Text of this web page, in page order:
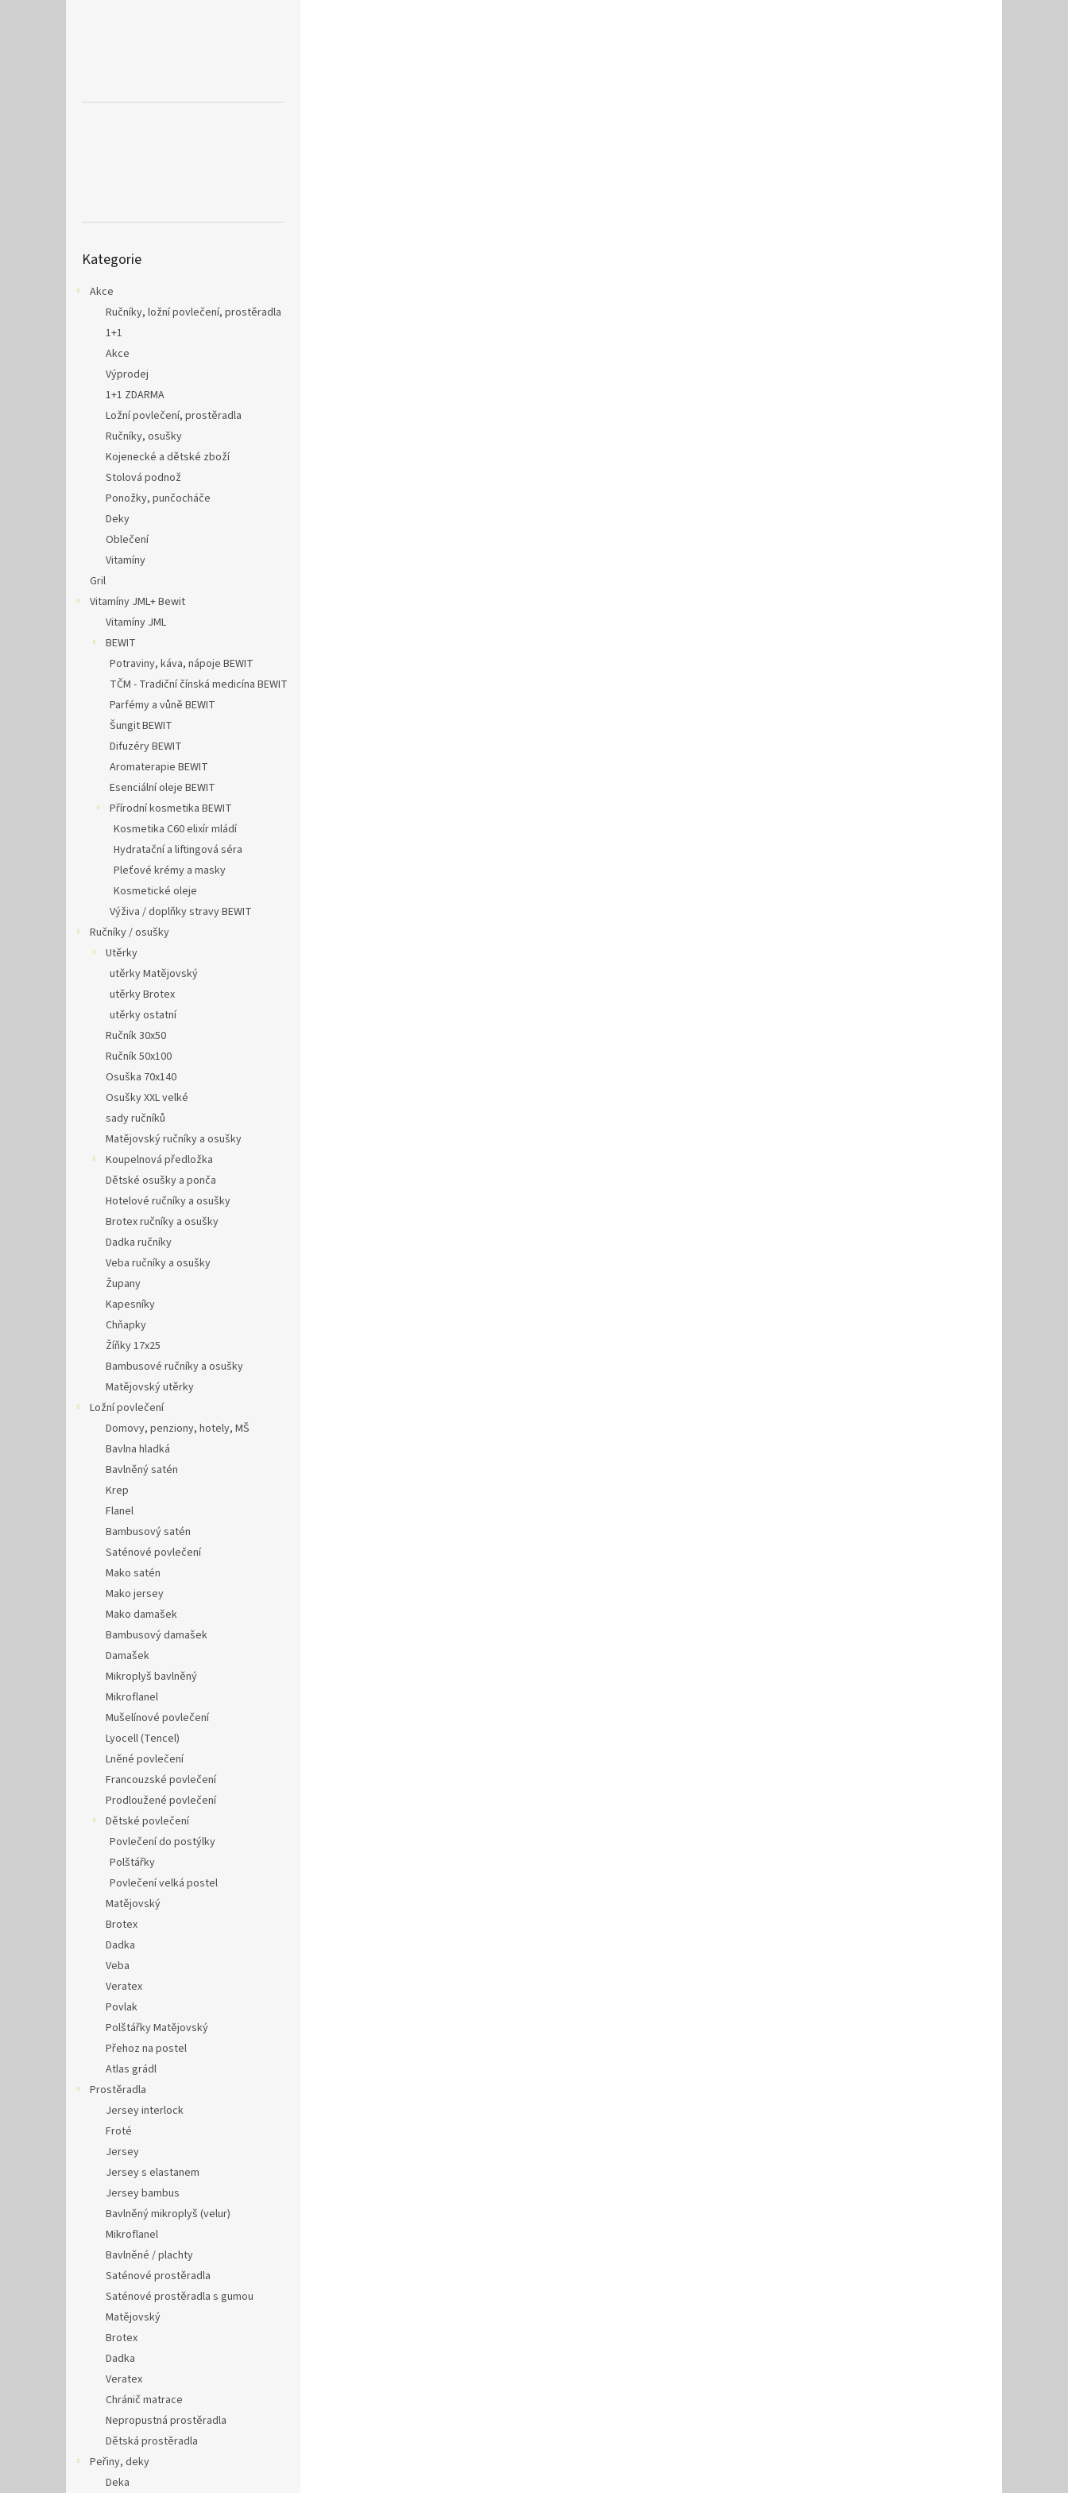
kategorie
Kategorie
Akce
Ručníky, ložní povlečení, prostěradla
1+1
Akce
Výprodej
1+1 ZDARMA
Ložní povlečení, prostěradla
Ručníky, osušky
Kojenecké a dětské zboží
Stolová podnož
Ponožky, punčocháče
Deky
Oblečení
Vitamíny
Gril
Vitamíny JML+ Bewit
Vitamíny JML
BEWIT
Potraviny, káva, nápoje BEWIT
TČM - Tradiční čínská medicína BEWIT
Parfémy a vůně BEWIT
Šungit BEWIT
Difuzéry BEWIT
Aromaterapie BEWIT
Esenciální oleje BEWIT
Přírodní kosmetika BEWIT
Kosmetika C60 elixír mládí
Hydratační a liftingová séra
Pleťové krémy a masky
Kosmetické oleje
Výživa / doplňky stravy BEWIT
Ručníky / osušky
Utěrky
utěrky Matějovský
utěrky Brotex
utěrky ostatní
Ručník 30x50
Ručník 50x100
Osuška 70x140
Osušky XXL velké
sady ručníků
Matějovský ručníky a osušky
Koupelnová předložka
Dětské osušky a ponča
Hotelové ručníky a osušky
Brotex ručníky a osušky
Dadka ručníky
Veba ručníky a osušky
Župany
Kapesníky
Chňapky
Žíňky 17x25
Bambusové ručníky a osušky
Matějovský utěrky
Ložní povlečení
Domovy, penziony, hotely, MŠ
Bavlna hladká
Bavlněný satén
Krep
Flanel
Bambusový satén
Saténové povlečení
Mako satén
Mako jersey
Mako damašek
Bambusový damašek
Damašek
Mikroplyš bavlněný
Mikroflanel
Mušelínové povlečení
Lyocell (Tencel)
Lněné povlečení
Francouzské povlečení
Prodloužené povlečení
Dětské povlečení
Povlečení do postýlky
Polštářky
Povlečení velká postel
Matějovský
Brotex
Dadka
Veba
Veratex
Povlak
Polštářky Matějovský
Přehoz na postel
Atlas grádl
Prostěradla
Jersey interlock
Froté
Jersey
Jersey s elastanem
Jersey bambus
Bavlněný mikroplyš (velur)
Mikroflanel
Bavlněné / plachty
Saténové prostěradla
Saténové prostěradla s gumou
Matějovský
Brotex
Dadka
Veratex
Chránič matrace
Nepropustná prostěradla
Dětská prostěradla
Peřiny, deky
Deka